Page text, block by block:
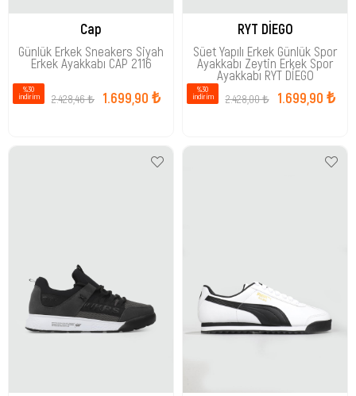
Cap
Günlük Erkek Sneakers Siyah
Erkek Ayakkabı CAP 2116
1.699,90 ₺
2.428,46 ₺
%30
i̇ndirim
RYT DİEGO
Süet Yapılı Erkek Günlük Spor
Ayakkabı Zeytin Erkek Spor
Ayakkabı RYT DİEGO
1.699,90 ₺
2.428,00 ₺
%30
i̇ndirim